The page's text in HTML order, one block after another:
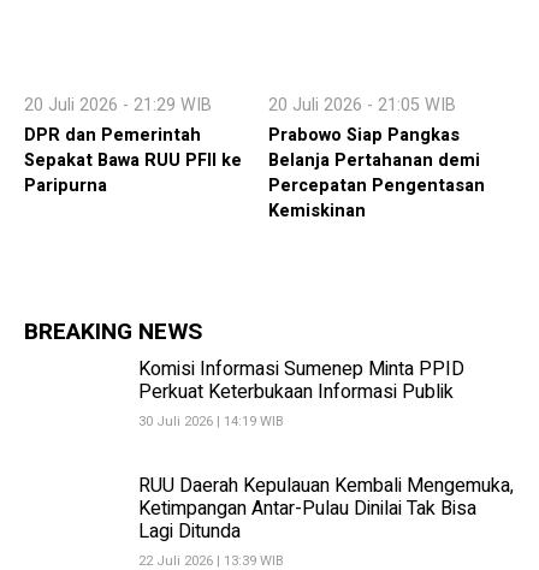
20 Juli 2026 - 21:29 WIB
DPR dan Pemerintah
Sepakat Bawa RUU PFII ke
Paripurna
20 Juli 2026 - 21:05 WIB
Prabowo Siap Pangkas
Belanja Pertahanan demi
Percepatan Pengentasan
Kemiskinan
BREAKING NEWS
Komisi Informasi Sumenep Minta PPID
Perkuat Keterbukaan Informasi Publik
30 Juli 2026 | 14:19 WIB
RUU Daerah Kepulauan Kembali Mengemuka,
Ketimpangan Antar-Pulau Dinilai Tak Bisa
Lagi Ditunda
22 Juli 2026 | 13:39 WIB